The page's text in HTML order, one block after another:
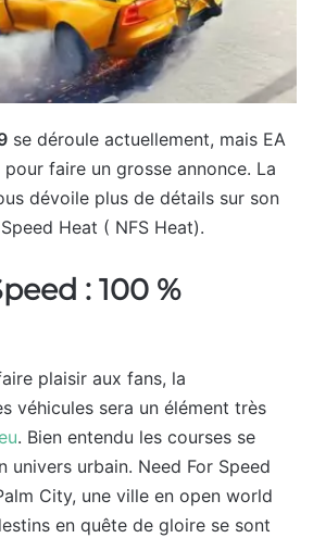
se déroule actuellement, mais EA
pour faire un grosse annonce. La
dévoile plus de détails sur son
Heat ( NFS Heat).
: 100 %
plaisir aux fans, la
véhicules sera un élément très
. Bien entendu les courses se
univers urbain. Need For Speed
City, une ville en open world
en quête de gloire se sont